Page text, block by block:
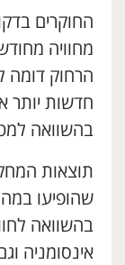
החוקרים
מחוויה
הרחוק דומה
חדשות יותר
בהשוואה
תוצאות
שהופיעו
בהשוואה
אינסומניה